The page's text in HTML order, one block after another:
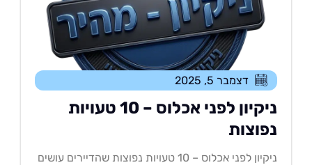
דצמבר 5, 2025
ניקיון לפני אכלוס – 10 טעויות
ניקיון לפני אכלוס – 10 טעויות נפוצות שהדיירים עושים